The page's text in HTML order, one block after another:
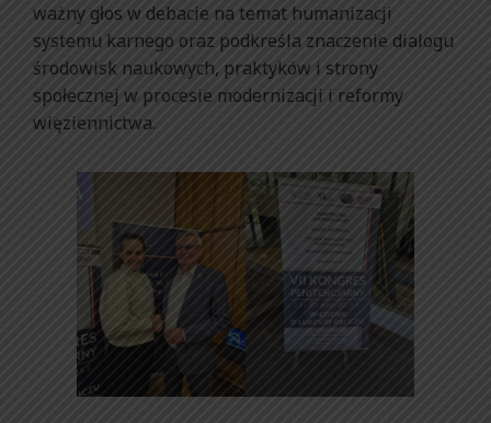
ważny głos w debacie na temat humanizacji
systemu karnego oraz podkreśla znaczenie dialogu
środowisk naukowych, praktyków i strony
społecznej w procesie modernizacji i reformy
więziennictwa.